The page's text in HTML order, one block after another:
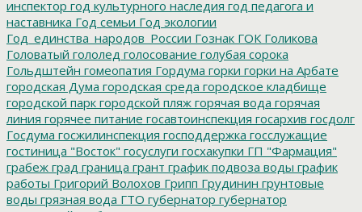
инспектор год культурного наследия год педагога и
наставника Год семьи Год экологии
Год_единства_народов_России Гознак ГОК Голикова
Головатый гололед голосование голубая сорока
Гольдштейн гомеопатия Гордума горки горки на Арбате
городская Дума городская среда городское кладбище
городской парк городской пляж горячая вода горячая
линия горячее питание госавтоинспекция госархив госдолг
Госдума госжилинспекция господдержка госслужащие
гостиница "Восток" госуслуги госхакупки ГП "Фармация"
грабеж град граница грант график подвоза воды график
работы Григорий Волохов Грипп Грудинин грунтовые
воды грязная вода ГТО губернатор губернатор